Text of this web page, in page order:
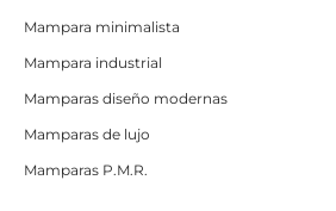
Mampara minimalista
Mampara industrial
Mamparas diseño modernas
Mamparas de lujo
Mamparas P.M.R.